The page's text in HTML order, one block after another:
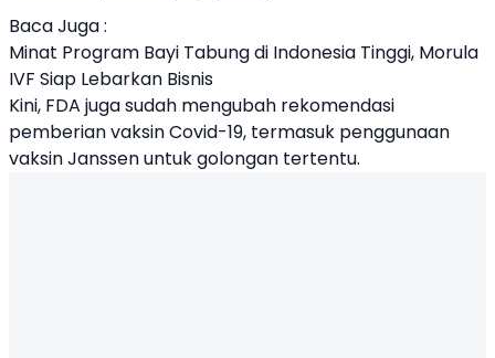
Baca Juga :
Minat Program Bayi Tabung di Indonesia Tinggi, Morula
IVF Siap Lebarkan Bisnis
Kini, FDA juga sudah mengubah rekomendasi
pemberian vaksin Covid-19, termasuk penggunaan
vaksin Janssen untuk golongan tertentu.